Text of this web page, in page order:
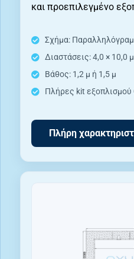
και προεπιλεγμένο
Σχήμα:
Διαστάσεις: 4,0 × 10,0 μ
Βάθος: 1,2 μ ή 1,5 μ
Πλήρες kit εξοπλισμού
Πλήρη